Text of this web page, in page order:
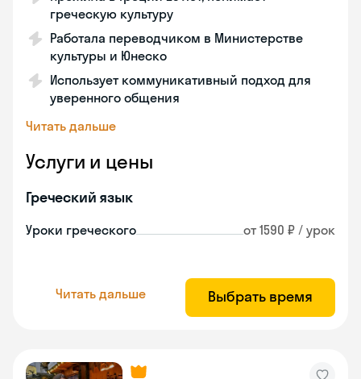
греческую культуру
Работала переводчиком в Министерстве
культуры и Юнеско
Использует коммуникативный подход для
уверенного общения
Читать дальше
Услуги и цены
Греческий язык
Уроки греческого от 1590 ₽ / урок
Читать дальше Выбрать время